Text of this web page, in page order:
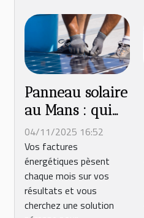
Panneau solaire
au Mans : qui
contacter pour
l'installation en
entreprise ?
04/11/2025 16:52
Vos factures
énergétiques pèsent
chaque mois sur vos
résultats et vous
cherchez une solution